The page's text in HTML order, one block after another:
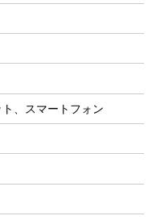
、スマートフォン